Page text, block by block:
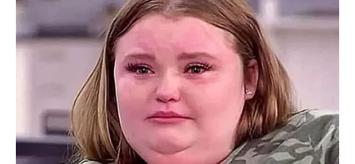
Vodolije očekuje zanimljiv susret ili neočekivan razvoj
jednog odnosa.
Nova ideja ili projekat imaju potencijal da postanu veoma
profitabilni.